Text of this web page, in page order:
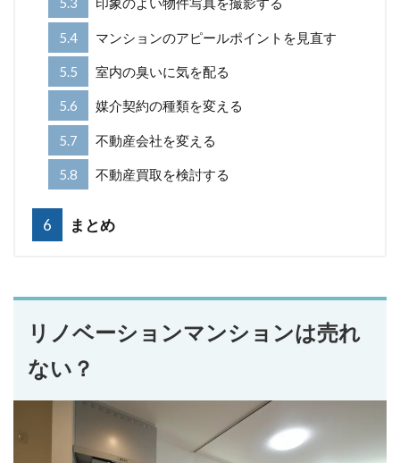
5.4 マンションのアピールポイントを見直す
5.5 室内の臭いに気を配る
5.6 媒介契約の種類を変える
5.7 不動産会社を変える
5.8 不動産買取を検討する
6 まとめ
リノベーションマンションは売れ
ない？